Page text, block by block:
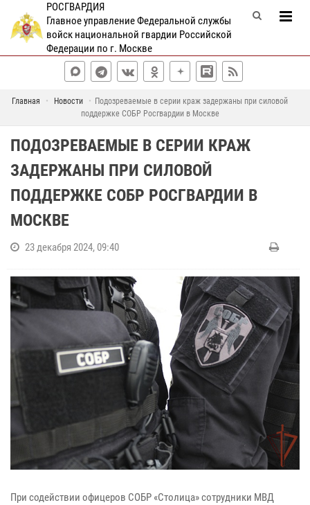
РОСГВАРДИЯ
Главное управление Федеральной службы
войск национальной гвардии Российской
Федерации по г. Москве
Главная Новости
Подозреваемые в серии краж задержаны при силовой
поддержке СОБР Росгвардии в Москве
ПОДОЗРЕВАЕМЫЕ В СЕРИИ КРАЖ
ЗАДЕРЖАНЫ ПРИ СИЛОВОЙ
ПОДДЕРЖКЕ СОБР РОСГВАРДИИ В
МОСКВЕ
23 декабря 2024, 09:40
При содействии офицеров СОБР «Столица» сотрудники МВД